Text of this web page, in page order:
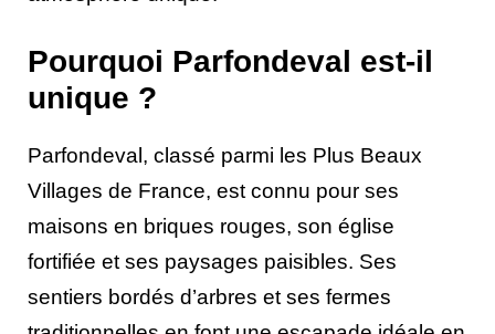
Pourquoi Parfondeval est-il
unique ?
Parfondeval, classé parmi les Plus Beaux
Villages de France, est connu pour ses
maisons en briques rouges, son église
fortifiée et ses paysages paisibles. Ses
sentiers bordés d’arbres et ses fermes